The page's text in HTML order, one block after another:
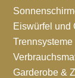
Eiswürfel und
Trennsysteme
Garderobe &